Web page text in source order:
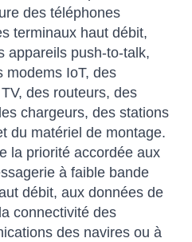
des téléphones
terminaux haut débit,
appareils push-to-talk,
modems IoT, des
des routeurs, des
chargeurs, des stations
du matériel de montage.
la priorité accordée aux
à faible bande
débit, aux données de
connectivité des
des navires ou à